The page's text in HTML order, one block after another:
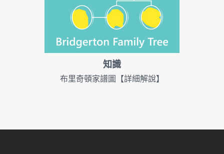
知識
布里奇頓家譜圖【詳細解說】